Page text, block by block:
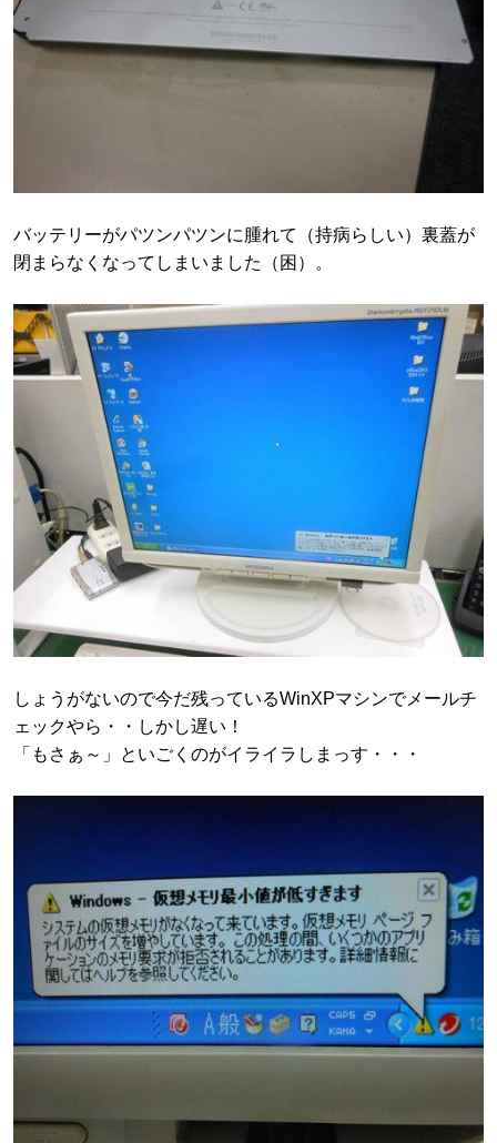
バッテリーがパツンパツンに腫れて（持病らしい）裏蓋が
閉まらなくなってしまいました（困）。
しょうがないので今だ残っているWinXPマシンでメールチ
ェックやら・・しかし遅い！
「もさぁ～」といごくのがイライラしまっす・・・